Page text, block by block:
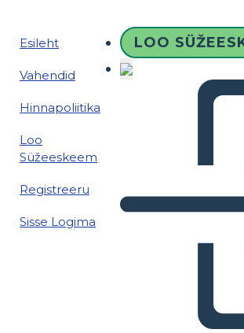
Esileht
Vahendid
Hinnapoliitika
Loo
Süžeeskeem
Registreeru
Sisse Logima
LOO